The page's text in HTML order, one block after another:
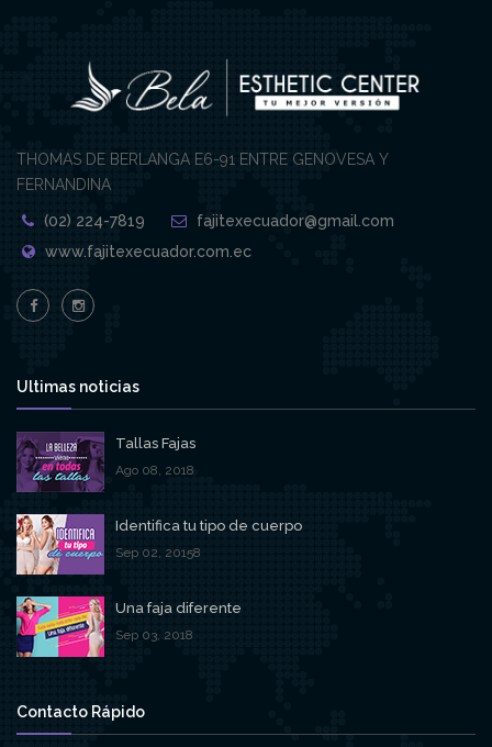
THOMAS DE BERLANGA E6-91 ENTRE GENOVESA Y
FERNANDINA
(02) 224-7819
fajitexecuador@gmail.com
www.fajitexecuador.com.ec
Ultimas noticias
Tallas Fajas
Ago 08, 2018
Identifica tu tipo de cuerpo
Sep 02, 20158
Una faja diferente
Sep 03, 2018
Contacto Rápido